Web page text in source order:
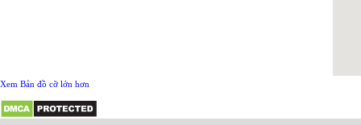
Xem Bản đồ cỡ lớn hơn